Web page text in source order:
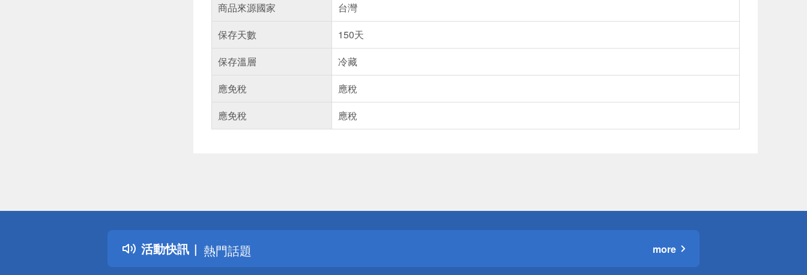
商品來源國家
台灣
保存天數
150天
保存溫層
冷藏
應免稅
應稅
應免稅
應稅
活動快訊
詐騙網頁！請小心！
得獎公告
熱門話題
銀行優惠
more